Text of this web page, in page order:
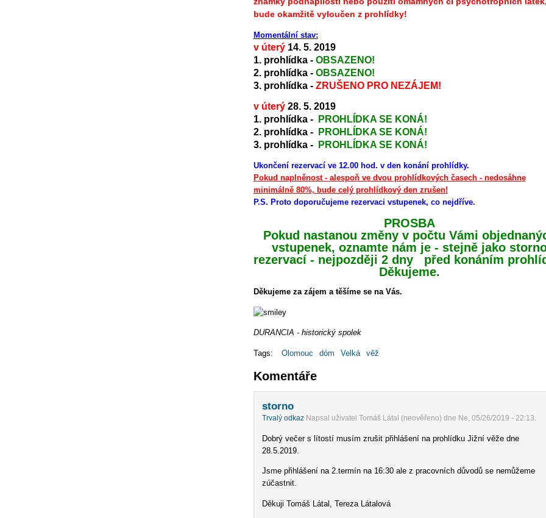
bude okamžitě vyloučen z prohlídky!
Momentální stav:
v úterý 14. 5. 2019
1. prohlídka - OBSAZENO!
2. prohlídka - OBSAZENO!
3. prohlídka - ZRUŠENO PRO NEZÁJEM!
v úterý 28. 5. 2019
1. prohlídka -
PROHLÍDKA SE KONÁ!
2. prohlídka -
PROHLÍDKA SE KONÁ!
3. prohlídka -
PROHLÍDKA SE KONÁ!
Ukončení rezervací ve 12.00 hod. v den konání prohlídky.
Pokud naplněnost - alespoň ve dvou prohlídkových časech - nedosáhne
minimálně 80%, bude celý prohlídkový den zrušen!
P.S. Proto doporučujeme rezervaci vstupenek, co nejdříve.
PROSBA
Pokud nastanou změny v počtu Vámi
vstupenek, oznamte nám je - stejně jako
rezervací - nejpozději 2 dny před konáním
Děkujeme.
Děkujeme za zájem a těšíme se na Vás.
DURANCIA - historický spolek
Tags: Olomouc dóm Velká věž
Komentáře
storno
Trvalý odkazNapsal uživatel Tomáš Látal (neověřeno) dne Ne, 05/26/2019 - 22:13.
Dobrý večer s lítostí musím zrušit přihlášení na prohlídku Jižní věže dne
28.5.2019.
Jsme přihlášení na 2.termín na 16:30 ale z pracovních důvodů se nemůžeme
zúčastnit.
Děkuji Tomáš Látal, Tereza Látalová